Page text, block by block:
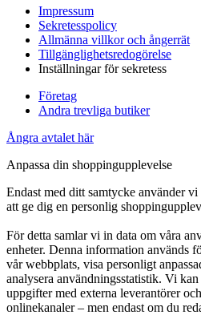
Impressum
Sekretesspolicy
Allmänna villkor och ångerrät
Tillgänglighetsredogörelse
Inställningar för sekretess
Företag
Andra trevliga butiker
Ångra avtalet här
Anpassa din shoppingupplevelse
Endast med ditt samtycke använder
att ge dig en personlig
För detta samlar vi in data om våra
enheter. Denna information används
vår webbplats, visa personligt
analysera användningsstatistik. Vi
uppgifter med externa leverantörer
onlinekanaler – men endast om du